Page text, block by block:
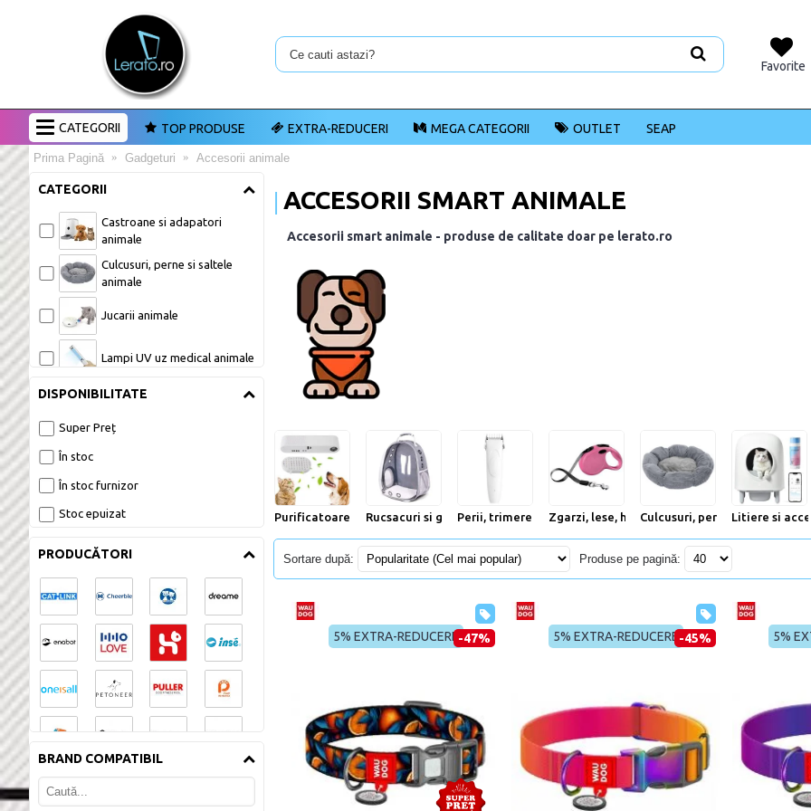
Favorite
CATEGORII TOP PRODUSE EXTRA-REDUCERI MEGA CATEGORII OUTLET SEAP
Prima Pagină Gadgeturi Accesorii animale
CATEGORII
Castroane si adapatori
animale
Culcusuri, perne si saltele
animale
Jucarii animale
Lampi UV uz medical animale
Litiere si accesorii
Purificatoare animale
Supraveghere si garduri
DISPONIBILITATE
Super Preț
În stoc
În stoc furnizor
Stoc epuizat
PRODUCĂTORI
BRAND COMPATIBIL
ACCESORII SMART ANIMALE
Accesorii smart animale - produse de calitate doar pe lerato.ro
Purificatoare animaleRucsacuri si genti transport animale
Perii, trimere si clesti animale
Zgarzi, lese, hamuriCulcusuri, perne si saltele
Litiere si
Sortare după: Produse pe pagină:
5% EXTRA-REDUCERE -47% 5% EXTRA-REDUCERE -45% 5%